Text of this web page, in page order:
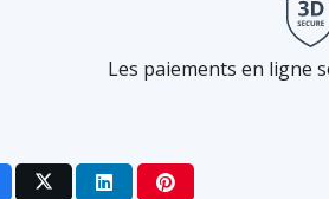
Les paiements en ligne